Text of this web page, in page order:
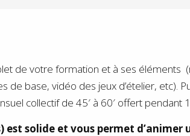
de votre formation et à ses éléments
de base, vidéo des jeux d’ételier, etc).
collectif de 45′ à 60′ offert pendant
solide et vous permet d’animer